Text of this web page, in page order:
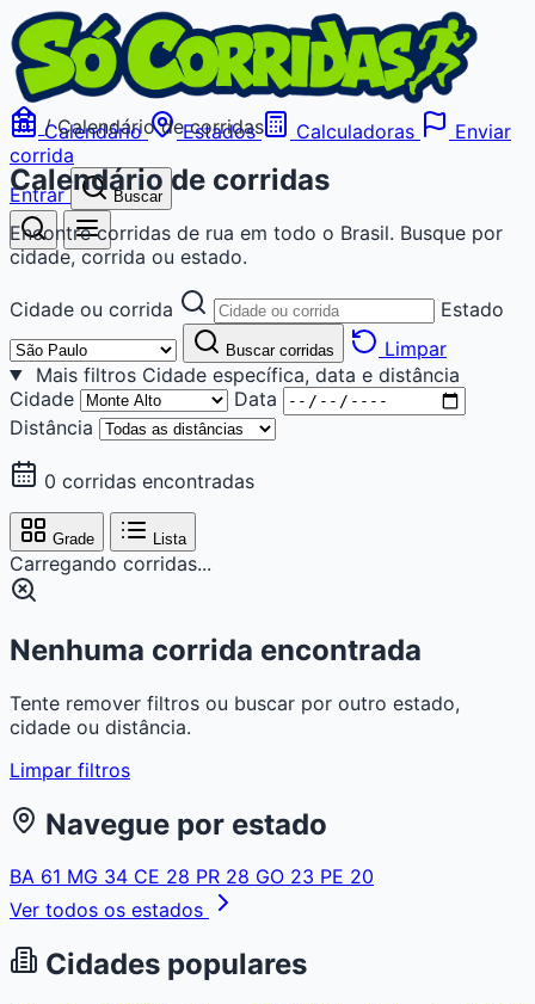
Calendário Estados Calculadoras
Enviar
corrida
Entrar
Buscar
/ Calendário de corridas
Calendário de corridas
Encontre corridas de rua em todo o Brasil. Busque por
cidade, corrida ou estado.
Cidade ou corrida Estado
Buscar corridas
Limpar
Mais filtros Cidade específica, data e distância
Cidade
Data
Distância
0 corridas encontradas
Grade Lista
Carregando corridas...
Nenhuma corrida encontrada
Tente remover filtros ou buscar por outro estado,
cidade ou distância.
Limpar filtros
Navegue por estado
BA 61 MG 34 CE 28 PR 28 GO 23 PE 20
Ver todos os estados
Cidades populares